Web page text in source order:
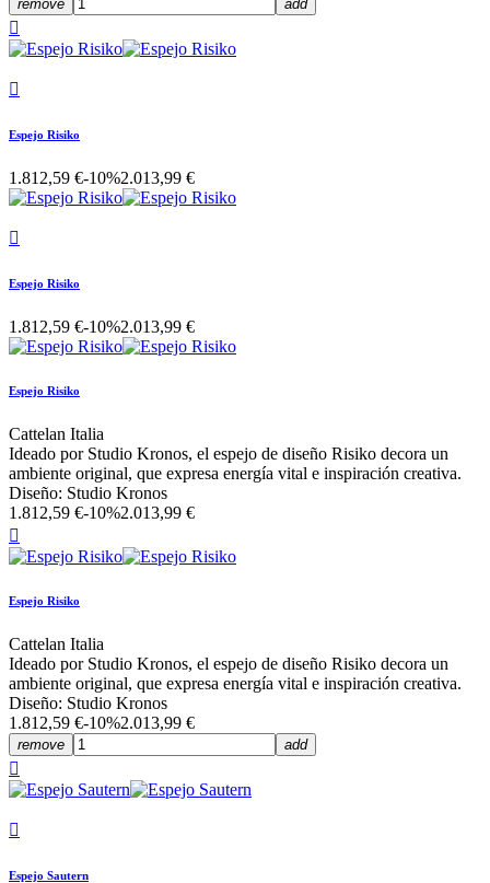
remove add


Espejo Risiko
1.812,59 €-10%2.013,99 €

Espejo Risiko
1.812,59 €-10%2.013,99 €
Espejo Risiko
Cattelan Italia
Ideado por Studio Kronos, el espejo de diseño Risiko decora un
ambiente original, que expresa energía vital e inspiración creativa.
Diseño: Studio Kronos
1.812,59 €-10%2.013,99 €

Espejo Risiko
Cattelan Italia
Ideado por Studio Kronos, el espejo de diseño Risiko decora un
ambiente original, que expresa energía vital e inspiración creativa.
Diseño: Studio Kronos
1.812,59 €-10%2.013,99 €
remove add


Espejo Sautern